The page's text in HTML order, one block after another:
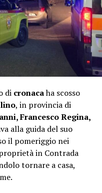
di cronacaha scosso
, in provincia di
Francesco Regina,
alla guida del suo
il pomeriggio nei
in Contrada
tornare a casa,